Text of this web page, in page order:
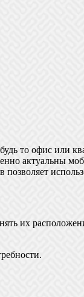
то офис или
актуальны
их